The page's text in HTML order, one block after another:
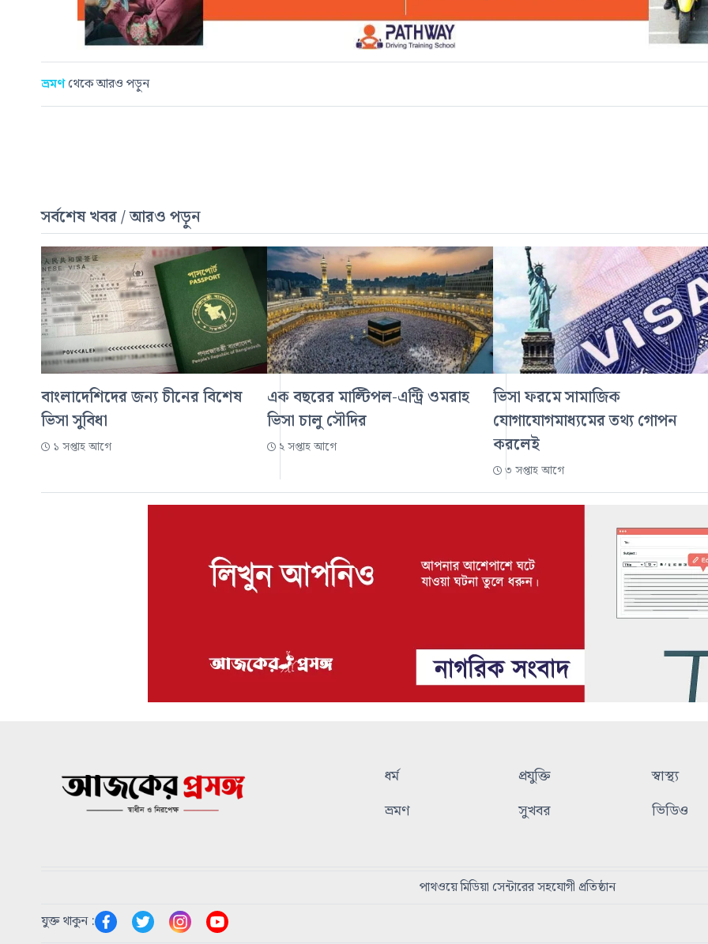
ভ্রমণথেকে আরও পড়ুন
সর্বশেষ খবর / আরও পড়ুন
বাংলাদেশিদের জন্য চীনের বিশেষ
ভিসা সুবিধা
১ সপ্তাহ আগে
এক বছরের মাল্টিপল-এন্ট্রি ওমরাহ
ভিসা চালু সৌদির
২ সপ্তাহ আগে
ভিসা ফরমে সামাজিক
যোগাযোগমাধ্যমের তথ্য গোপন
করলেই
৩ সপ্তাহ আগে
ধর্ম প্রযুক্তি স্বাস্থ্য
ভ্রমণ
সুখবর ভিডিও
পাথওয়ে মিডিয়া সেন্টারের সহযোগী প্রতিষ্ঠান
যুক্ত থাকুন :